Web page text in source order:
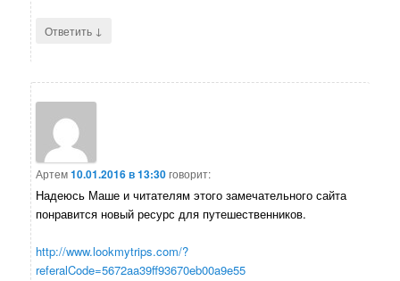
Ответить ↓
Артем10.01.2016 в 13:30говорит:
Надеюсь Маше и читателям этого замечательного сайта
понравится новый ресурс для путешественников.
http://www.lookmytrips.com/?
referalCode=5672aa39ff93670eb00a9e55